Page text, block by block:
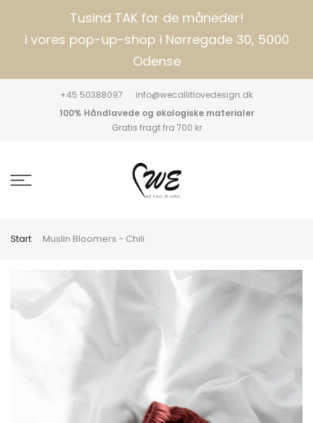
Tusind TAK for de måneder!
i vores pop-up-shop i Nørregade 30, 5000
Odense
+45 50388097
info@wecallitlovedesign.dk
100% Håndlavede og økologiske materialer
Gratis fragt fra 700 kr
Start Muslin Bloomers - Chili